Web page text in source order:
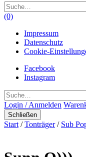
Suche
(0)
Impressum
Datenschutz
Cookie-
Facebook
Instagram
Suche
Login / Anmelden
Schließen
Start /Tonträger/ Sub